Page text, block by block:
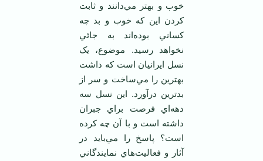
خوب و بهتر مي‌دانند و ثابت
کردن اين که خوب و بد چه
کساني بوده‌اند به جائي
نخواهد رسيد. موضوع، يک
نسل ايرانيان است که داشت
بهترين را مي‌ساخت و سر از
بدترين درآورد. اين نسل سه
دهه‌اي فرصت براي جبران
داشته است و با آن چه کرده
است؟ پاسخ را مي‌بايد در
آثار و فعاليت‌هاي نمايندگاني